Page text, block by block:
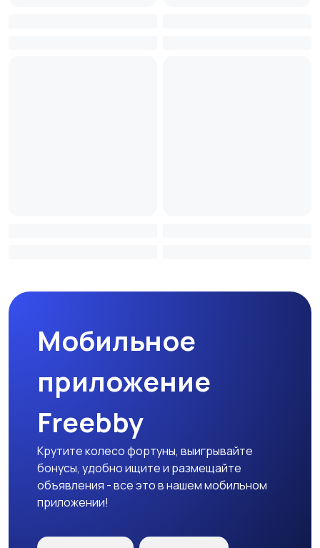
Мобильное
приложение
Freebby
Крутите колесо фортуны, выигрывайте
бонусы, удобно ищите и размещайте
объявления - все это в нашем мобильном
приложении!